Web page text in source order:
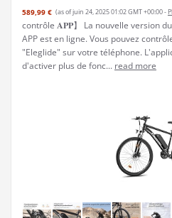
589,99 € (as of juin 24, 2025 01:02 GMT +00:00 -
contrôle 𝐀𝐏𝐏】 La nouvelle version
APP est en ligne. Vous pouvez
"Eleglide" sur votre téléphone.
d'activer plus de fonc... read more